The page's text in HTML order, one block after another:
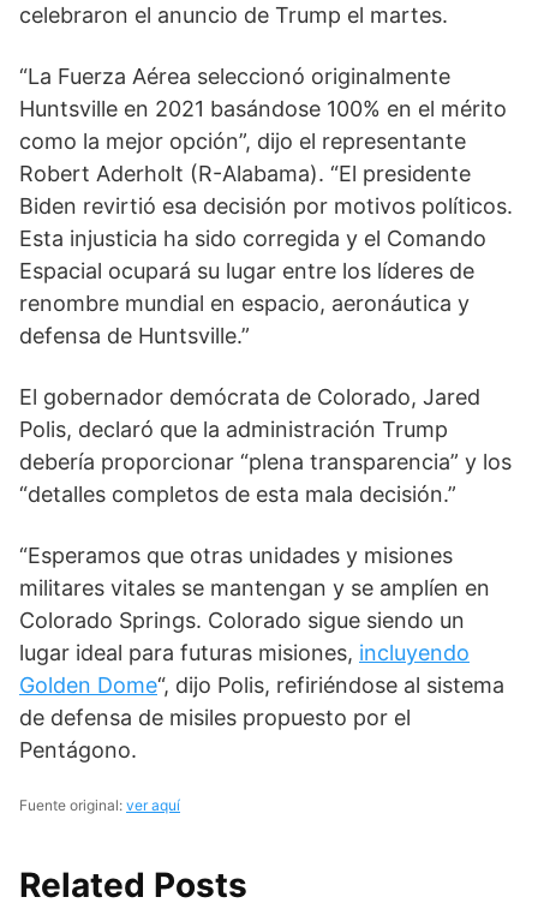
celebraron el anuncio de Trump el martes.
“La Fuerza Aérea seleccionó originalmente
Huntsville en 2021 basándose 100% en el mérito
como la mejor opción”, dijo el representante
Robert Aderholt (R-Alabama). “El presidente
Biden revirtió esa decisión por motivos políticos.
Esta injusticia ha sido corregida y el Comando
Espacial ocupará su lugar entre los líderes de
renombre mundial en espacio, aeronáutica y
defensa de Huntsville.”
El gobernador demócrata de Colorado, Jared
Polis, declaró que la administración Trump
debería proporcionar “plena transparencia” y los
“detalles completos de esta mala decisión.”
“Esperamos que otras unidades y misiones
militares vitales se mantengan y se amplíen en
Colorado Springs. Colorado sigue siendo un
lugar ideal para futuras misiones, incluyendo
Golden Dome“, dijo Polis, refiriéndose al sistema
de defensa de misiles propuesto por el
Pentágono.
Fuente original: ver aquí
Related Posts